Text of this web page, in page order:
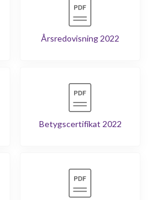
Årsredovisning 2022
Betygscertifikat 2022